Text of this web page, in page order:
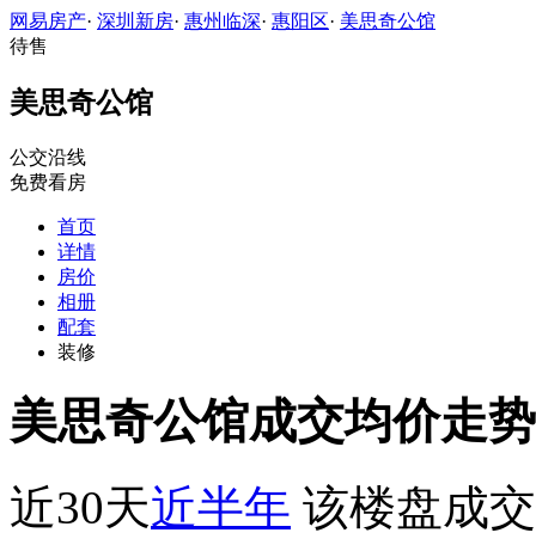
网易房产· 深圳新房· 惠州临深· 惠阳区· 美思奇公馆
待售
美思奇公馆
公交沿线
免费看房
首页
详情
房价
相册
配套
装修
美思奇公馆成交均价走势
近30天近半年 该楼盘成